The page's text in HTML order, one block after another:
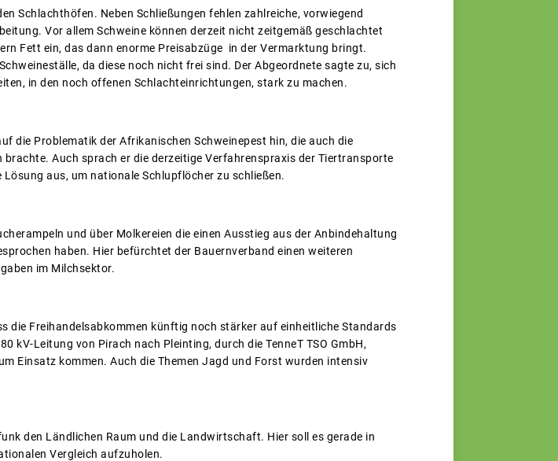
Schlachthöfen. Neben Schließungen fehlen zahlreiche, vorwiegend
Vor allem Schweine können derzeit nicht zeitgemäß geschlachtet
Fett ein, das dann enorme Preisabzüge in der Vermarktung bringt.
da diese noch nicht frei sind. Der Abgeordnete sagte zu, sich
in den noch offenen Schlachteinrichtungen, stark zu machen.
die Problematik der Afrikanischen Schweinepest hin, die auch die
Auch sprach er die derzeitige Verfahrenspraxis der Tiertransporte
aus, um nationale Schlupflöcher zu schließen.
und über Molkereien die einen Ausstieg aus der Anbindehaltung
haben. Hier befürchtet der Bauernverband einen weiteren
im Milchsektor.
die Freihandelsabkommen künftig noch stärker auf einheitliche Standards
kV-Leitung von Pirach nach Pleinting, durch die TenneT TSO GmbH,
Einsatz kommen. Auch die Themen Jagd und Forst wurden intensiv
den Ländlichen Raum und die Landwirtschaft. Hier soll es gerade in
Vergleich aufzuholen.